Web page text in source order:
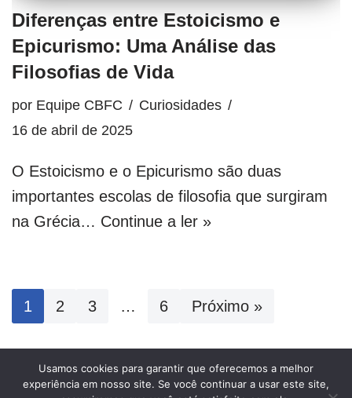
Diferenças entre Estoicismo e
Epicurismo: Uma Análise das
Filosofias de Vida
por Equipe CBFC
Curiosidades
16 de abril de 2025
O Estoicismo e o Epicurismo são duas
importantes escolas de filosofia que surgiram
na Grécia… Continue a ler »
1 2 3 … 6 Próximo »
Mega Filmes
Usamos cookies para garantir que oferecemos a melhor
experiência em nosso site. Se você continuar a usar este site,